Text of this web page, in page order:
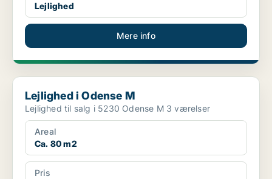
Lejlighed
Mere info
Lejlighed i Odense M
Lejlighed i Odense M
Lejlighed til salg i 5230 Odense M 3 værelser
Areal
Ca. 80 m2
Pris